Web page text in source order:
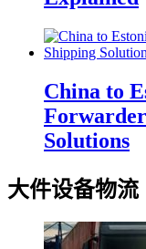
China to
Solutions
大件设备物流